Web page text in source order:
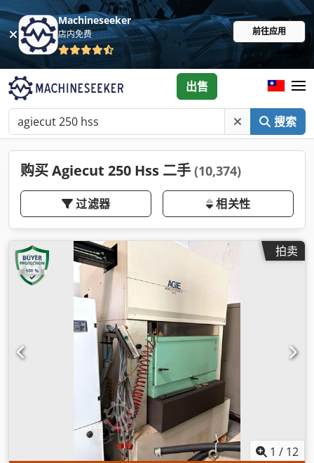
Machineseeker
店内免费 前往应用
搜索
出售
购买 Agiecut 250 Hss 二手 (10,374)
过滤器 相关性
拍卖
1 / 12